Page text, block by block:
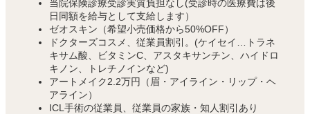
当院保険診療受診実質負担なし(受診時の医療費は後
日同額を給与として支給します）
ゼオスキン（希望小売価格から50%OFF）
ドクターズコスメ、従業員割引。(ケイセイ…トラネ
キサム酸、ビタミンC、アスタキサンチン、ハイドロ
キノン、トレチノインなど)
アートメイク2.2万円（眉・アイライン・リップ・ヘ
アライン）
ICL手術の従業員、従業員の家族・知人割引あり